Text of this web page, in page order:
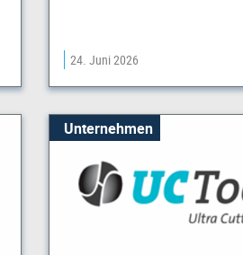
24. Juni 2026
Unternehmen